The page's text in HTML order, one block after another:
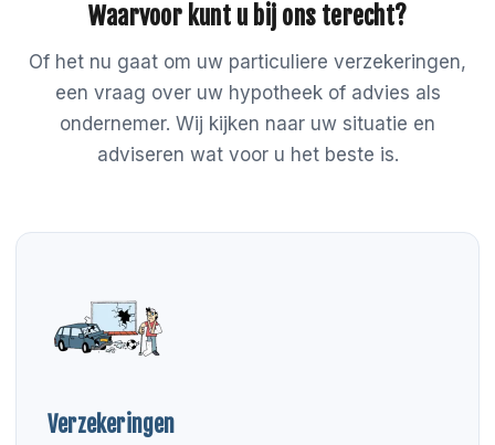
Waarvoor kunt u bij ons terecht?
Of het nu gaat om uw particuliere verzekeringen,
een vraag over uw hypotheek of advies als
ondernemer. Wij kijken naar uw situatie en
adviseren wat voor u het beste is.
Verzekeringen